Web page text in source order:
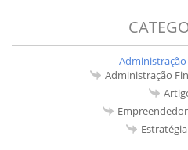
Administração
Administração